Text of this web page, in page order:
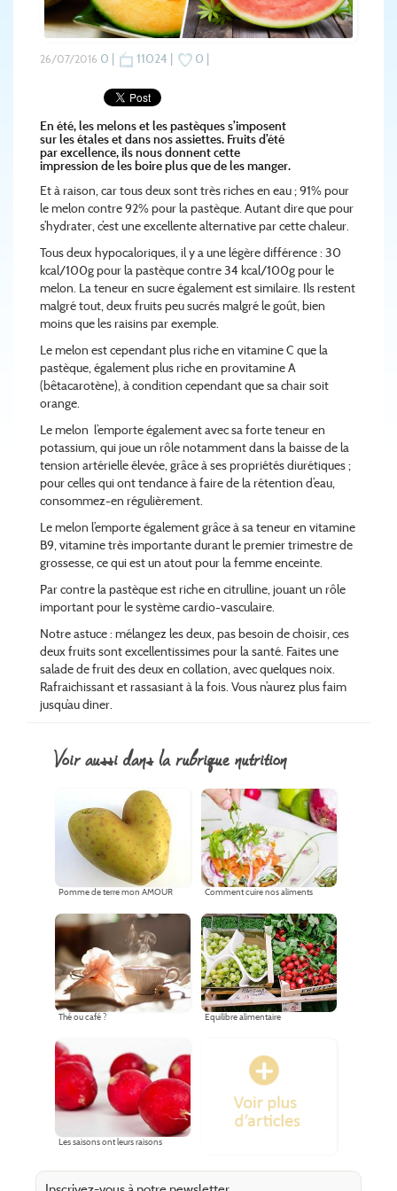
26/07/2016 0 | 11024 | 0 |
En été, les melons et les pastèques s’imposent
sur les étales et dans nos assiettes. Fruits d’été
par excellence, ils nous donnent cette
impression de les boire plus que de les manger.
Et à raison, car tous deux sont très riches en eau ; 91% pour
le melon contre 92% pour la pastèque. Autant dire que pour
s’hydrater, c’est une excellente alternative par cette chaleur.
Tous deux hypocaloriques, il y a une légère différence : 30
kcal/100g pour la pastèque contre 34 kcal/100g pour le
melon. La teneur en sucre également est similaire. Ils restent
malgré tout, deux fruits peu sucrés malgré le goût, bien
moins que les raisins par exemple.
Le melon est cependant plus riche en vitamine C que la
pastèque, également plus riche en provitamine A
(bêtacarotène), à condition cependant que sa chair soit
orange.
Le melon l’emporte également avec sa forte teneur en
potassium, qui joue un rôle notamment dans la baisse de la
tension artérielle élevée, grâce à ses propriétés diurétiques ;
pour celles qui ont tendance à faire de la rétention d’eau,
consommez-en régulièrement.
Le melon l’emporte également grâce à sa teneur en vitamine
B9, vitamine très importante durant le premier trimestre de
grossesse, ce qui est un atout pour la femme enceinte.
Par contre la pastèque est riche en citrulline, jouant un rôle
important pour le système cardio-vasculaire.
Notre astuce : mélangez les deux, pas besoin de choisir, ces
deux fruits sont excellentissimes pour la santé. Faites une
salade de fruit des deux en collation, avec quelques noix.
Rafraichissant et rassasiant à la fois. Vous n’aurez plus faim
jusqu’au diner.
voir aussi dans la rubrique nutrition
Pomme de terre mon AMOUR Comment cuire nos aliments
Thé ou café ? Equilibre alimentaire
Les saisons ont leurs raisons